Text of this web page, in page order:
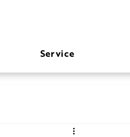
Service